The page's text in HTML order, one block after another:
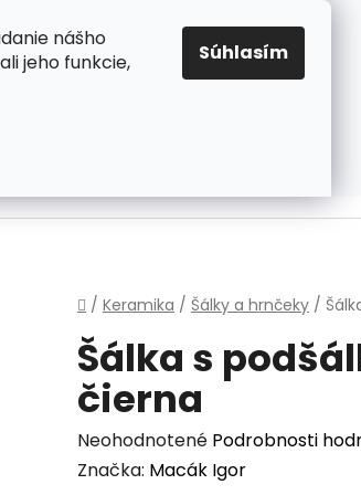
nášho
jeho funkcie,
Súhlasím
ÚDAJOV PRAVIDLÁ PRE COOKIES
EUR
Domov
/ Keramika / Šálky a hrnčeky /
Šálka s
čierna
Priemerné
hodnotenie
Neohodnotené Podrobnosti
Značka: Macák Igor